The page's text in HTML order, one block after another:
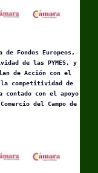
de Fondos Europeos,
de las PYMES, y
de Acción con el
competitividad de
contado con el apoyo
del Campo de